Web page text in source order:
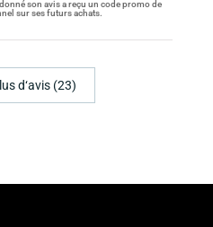
son avis a reçu un code promo de
sur ses futurs achats.
d‘avis (23)